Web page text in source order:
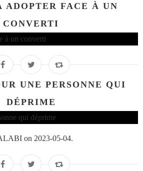
ADOPTER FACE À UN
CONVERTI
UNE PERSONNE QUI
DÉPRIME
on 2023-05-04.